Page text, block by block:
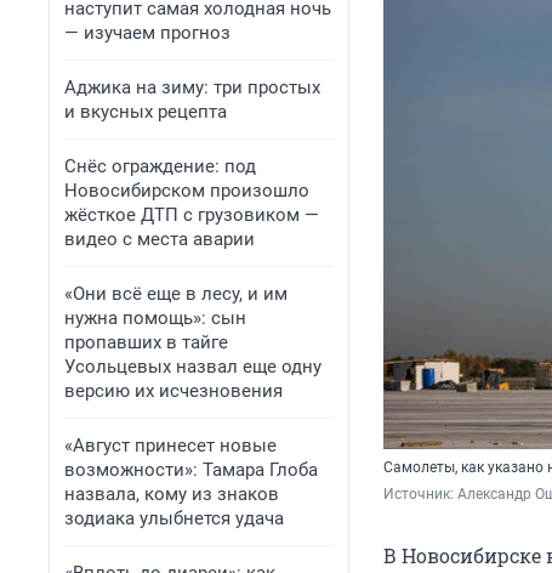
наступит самая холодная ночь
— изучаем прогноз
Аджика на зиму: три простых
и вкусных рецепта
Снёс ограждение: под
Новосибирском произошло
жёсткое ДТП с грузовиком —
видео с места аварии
«Они всё еще в лесу, и им
нужна помощь»: сын
пропавших в тайге
Усольцевых назвал еще одну
версию их исчезновения
«Август принесет новые
возможности»: Тамара Глоба
назвала, кому из знаков
зодиака улыбнется удача
Самолеты, как указано
Источник: Александр
В Новосибирске